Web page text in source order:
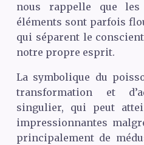
nous rappelle que
éléments sont parfois
qui séparent le
notre propre esprit.
La symbolique du
transformation et
singulier, qui peut
impressionnantes
principalement de